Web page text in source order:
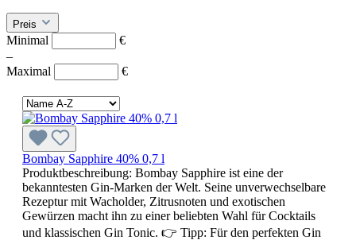
Preis
Minimal
€
–
Maximal
€
Bombay Sapphire 40% 0,7 l
Produktbeschreibung: Bombay Sapphire ist eine der
bekanntesten Gin-Marken der Welt. Seine unverwechselbare
Rezeptur mit Wacholder, Zitrusnoten und exotischen
Gewürzen macht ihn zu einer beliebten Wahl für Cocktails
und klassischen Gin Tonic. 👉 Tipp: Für den perfekten Gin